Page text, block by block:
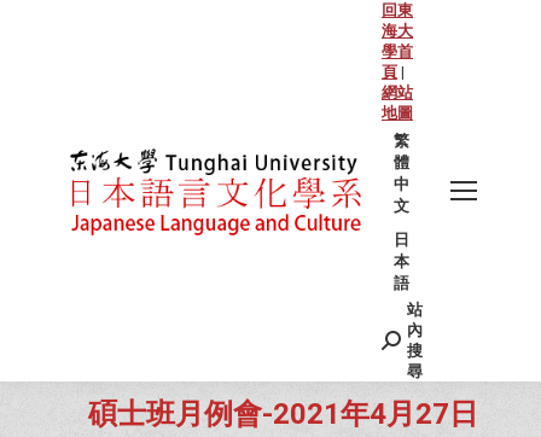
回東
海大
學首
頁 |
網站
地圖
繁
體
中
文
日
本
語
Search:
站
內
搜
尋
碩士班月例會-2021年4月27日